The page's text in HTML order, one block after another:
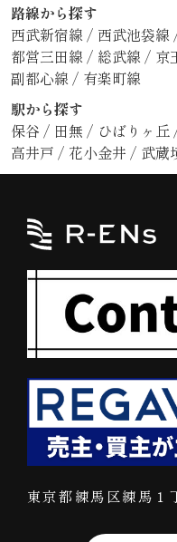
路線から探す
西武新宿線 / 西武池袋線
都営三田線 / 総武線 / 京
副都心線 / 有楽町線
駅から探す
保谷 / 田無 / ひばりヶ丘
高井戸 / 花小金井 / 武蔵
東京都練馬区練馬１